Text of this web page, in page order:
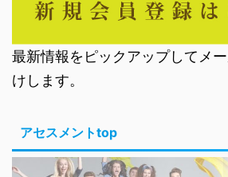
最新情報をピックアップしてメ
けします。
アセスメントtop